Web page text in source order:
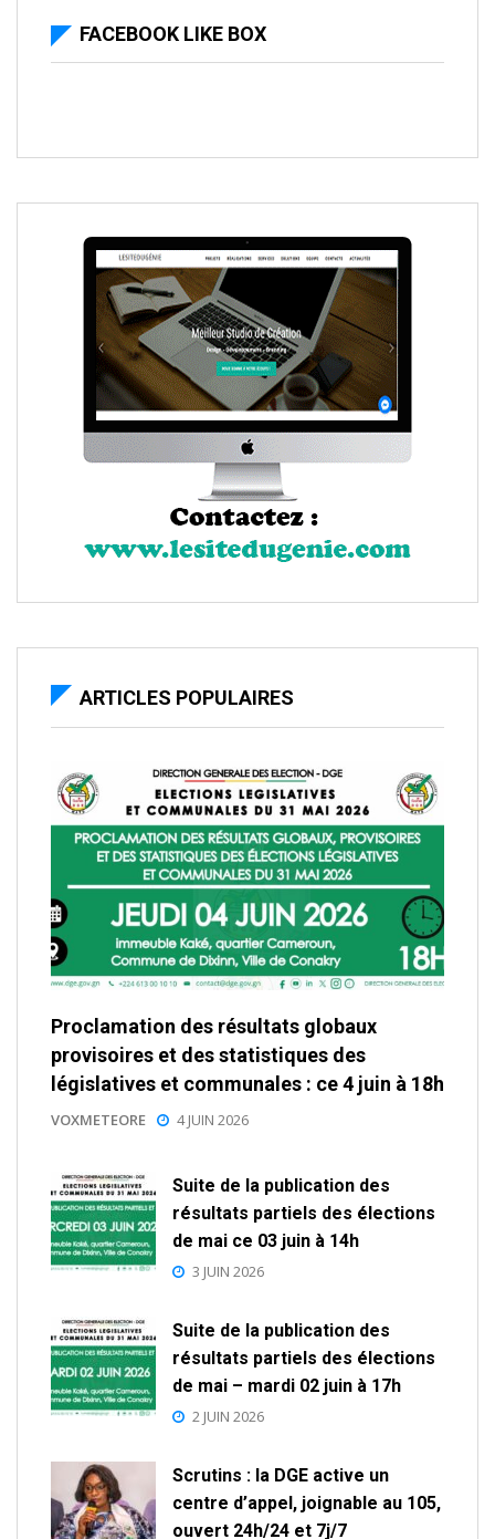
FACEBOOK LIKE BOX
ARTICLES POPULAIRES
Proclamation des résultats globaux
provisoires et des statistiques des
législatives et communales : ce 4 juin à 18h
VOXMETEORE 4 JUIN 2026
Suite de la publication des
résultats partiels des élections
de mai ce 03 juin à 14h
3 JUIN 2026
Suite de la publication des
résultats partiels des élections
de mai – mardi 02 juin à 17h
2 JUIN 2026
Scrutins : la DGE active un
centre d’appel, joignable au 105,
ouvert 24h/24 et 7j/7